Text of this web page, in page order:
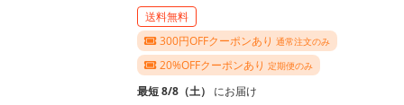
送料無料
300円OFFクーポンあり 通常注文のみ
20%OFFクーポンあり 定期便のみ
最短 8/8（土） にお届け